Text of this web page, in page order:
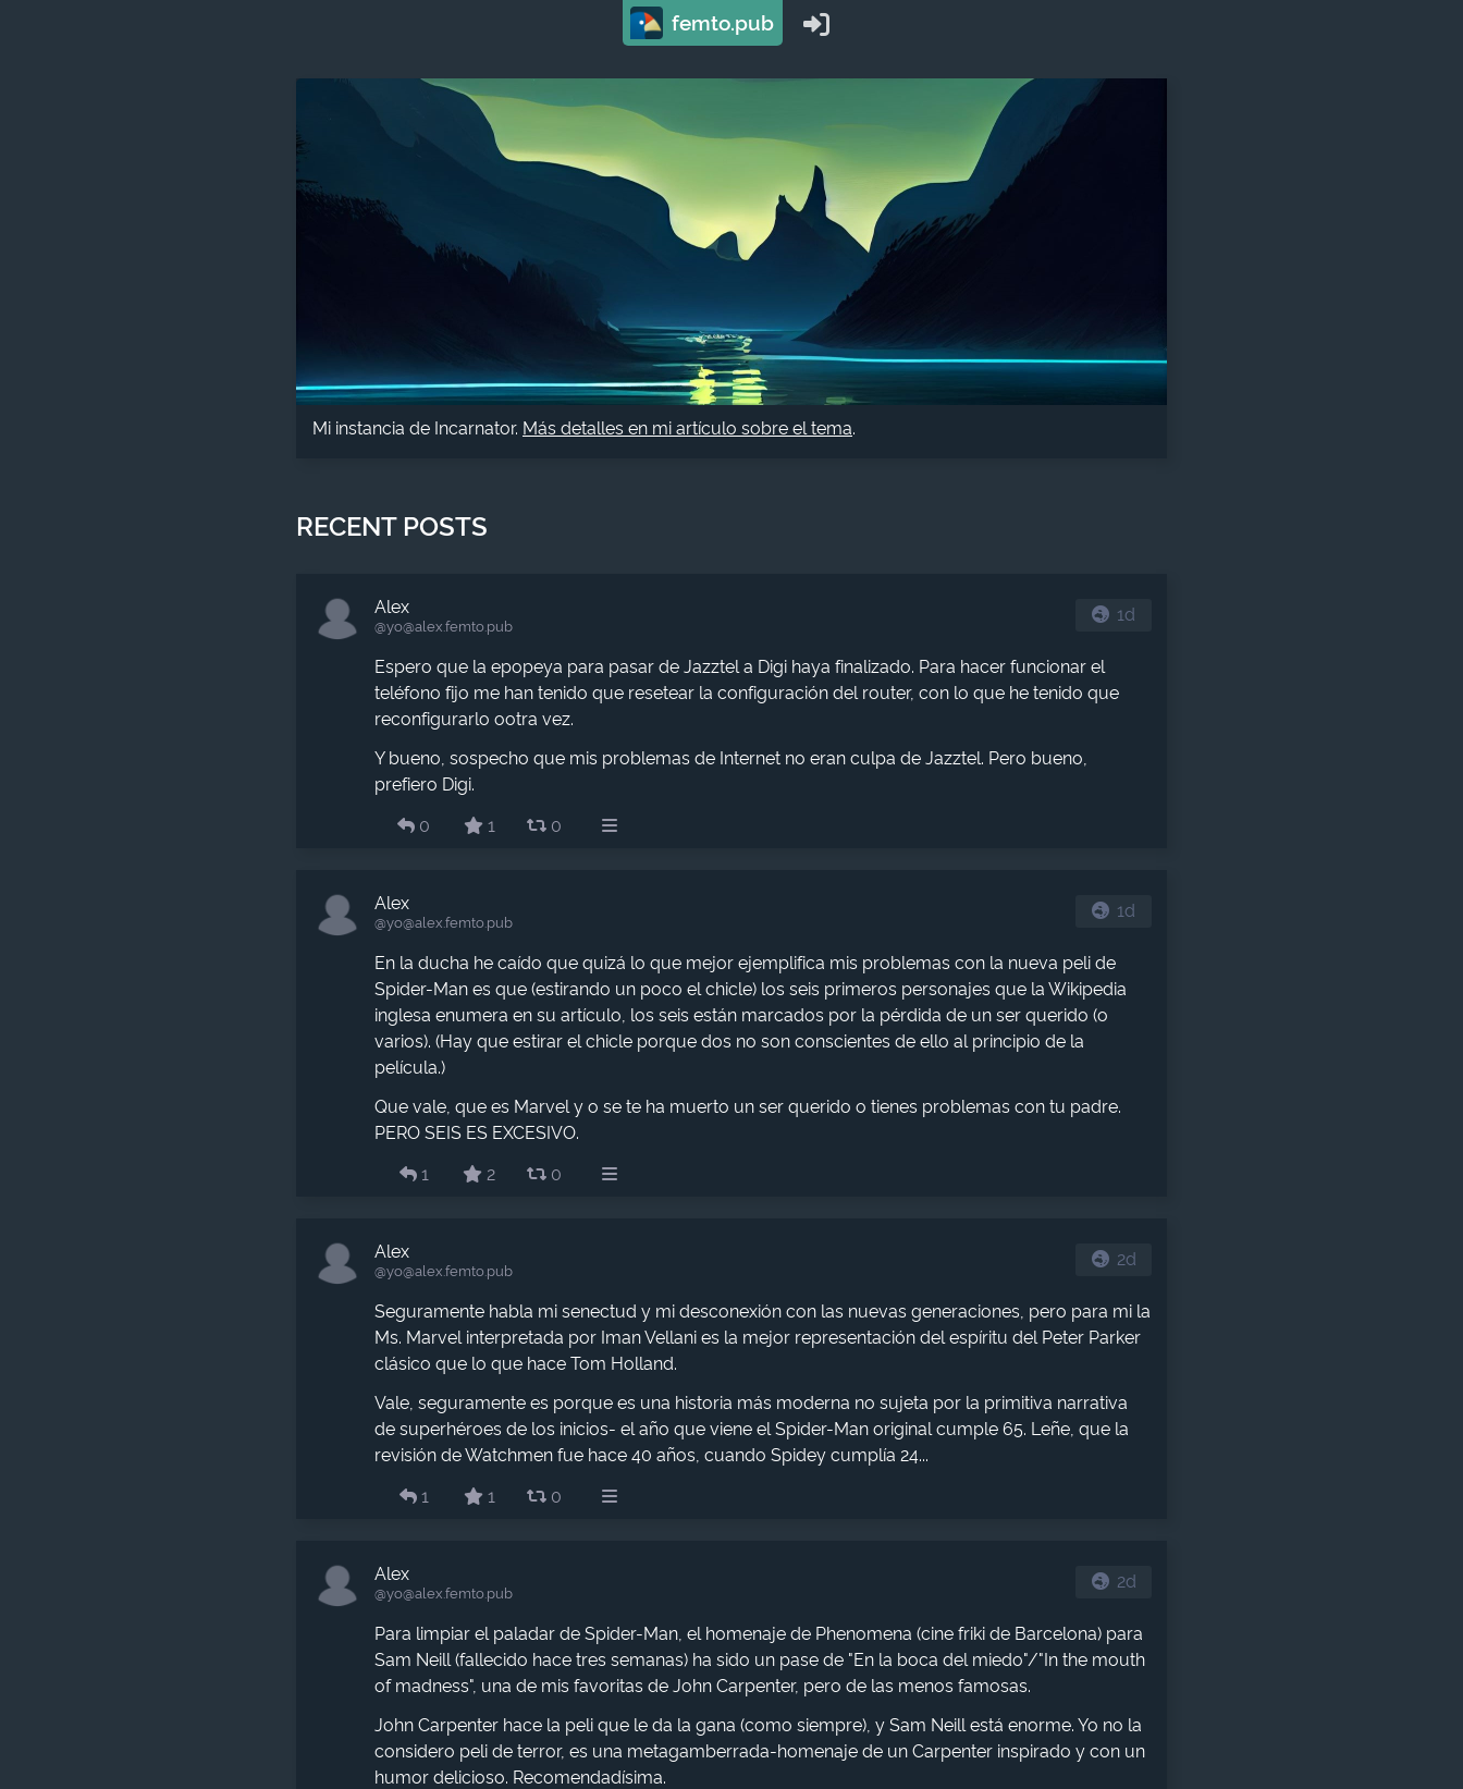
femto.pub
Mi instancia de Incarnator. Más detalles en mi artículo sobre el tema.
RECENT POSTS
Alex
@yo​@alex.femto.pub
1d
Espero que la epopeya para pasar de Jazztel a Digi haya finalizado. Para hacer funcionar el
teléfono fijo me han tenido que resetear la configuración del router, con lo que he tenido que
reconfigurarlo ootra vez.
Y bueno, sospecho que mis problemas de Internet no eran culpa de Jazztel. Pero bueno,
prefiero Digi.
0
1 0
Alex
@yo​@alex.femto.pub
1d
En la ducha he caído que quizá lo que mejor ejemplifica mis problemas con la nueva peli de
Spider-Man es que (estirando un poco el chicle) los seis primeros personajes que la Wikipedia
inglesa enumera en su artículo, los seis están marcados por la pérdida de un ser querido (o
varios). (Hay que estirar el chicle porque dos no son conscientes de ello al principio de la
película.)
Que vale, que es Marvel y o se te ha muerto un ser querido o tienes problemas con tu padre.
PERO SEIS ES EXCESIVO.
1
2 0
Alex
@yo​@alex.femto.pub
2d
Seguramente habla mi senectud y mi desconexión con las nuevas generaciones, pero para mi la
Ms. Marvel interpretada por Iman Vellani es la mejor representación del espíritu del Peter Parker
clásico que lo que hace Tom Holland.
Vale, seguramente es porque es una historia más moderna no sujeta por la primitiva narrativa
de superhéroes de los inicios- el año que viene el Spider-Man original cumple 65. Leñe, que la
revisión de Watchmen fue hace 40 años, cuando Spidey cumplía 24...
1
1 0
Alex
@yo​@alex.femto.pub
2d
Para limpiar el paladar de Spider-Man, el homenaje de Phenomena (cine friki de Barcelona) para
Sam Neill (fallecido hace tres semanas) ha sido un pase de "En la boca del miedo"/"In the mouth
of madness", una de mis favoritas de John Carpenter, pero de las menos famosas.
John Carpenter hace la peli que le da la gana (como siempre), y Sam Neill está enorme. Yo no la
considero peli de terror, es una metagamberrada-homenaje de un Carpenter inspirado y con un
humor delicioso. Recomendadísima.